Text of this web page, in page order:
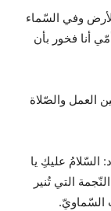
وفي السّماء
أنا فخور بأن
العمل والصّلاة
السّلامُ عليكِ يا
التي تُنير
السّماويّ.